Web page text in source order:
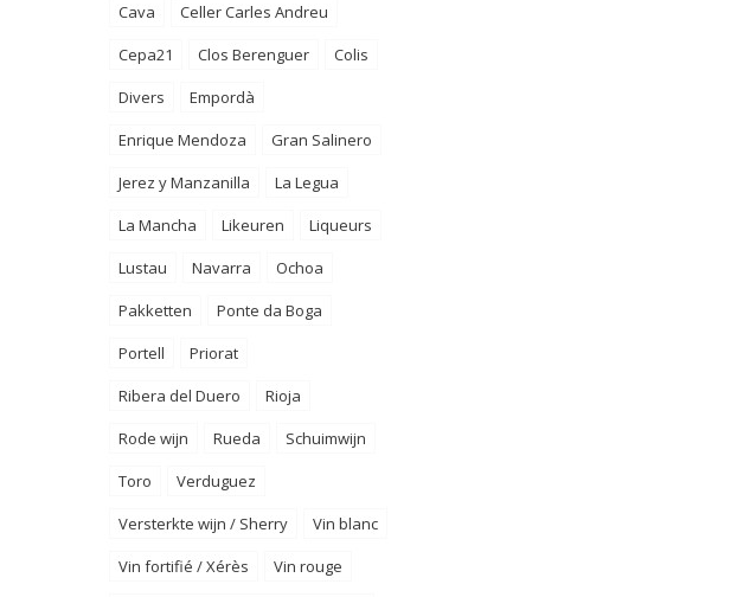
Cava
Celler Carles Andreu
Cepa21
Clos Berenguer
Colis
Divers
Empordà
Enrique Mendoza
Gran Salinero
Jerez y Manzanilla
La Legua
La Mancha
Likeuren
Liqueurs
Lustau
Navarra
Ochoa
Pakketten
Ponte da Boga
Portell
Priorat
Ribera del Duero
Rioja
Rode wijn
Rueda
Schuimwijn
Toro
Verduguez
Versterkte wijn / Sherry
Vin blanc
Vin fortifié / Xérès
Vin rouge